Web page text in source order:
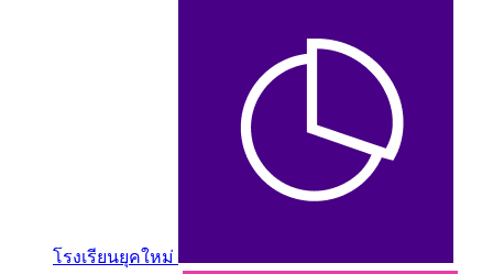
โรงเรียนยุคใหม่